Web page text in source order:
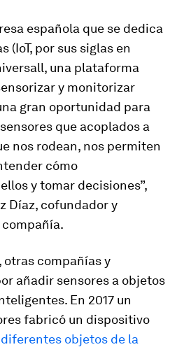
española que se dedica
(IoT, por sus siglas en
una plataforma
y monitorizar
gran oportunidad para
que acoplados a
nos rodean, nos permiten
cómo
y tomar decisiones”,
Díaz, cofundador y
otras compañías y
añadir sensores a objetos
En 2017 un
fabricó un dispositivo
objetos de la